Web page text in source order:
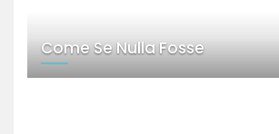
Come Se Nulla Fosse